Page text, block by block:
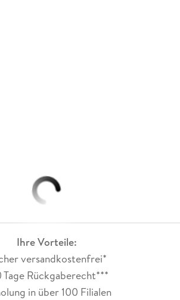
Ihre Vorteile:
versandkostenfrei*
Tage Rückgaberecht***
in über 100 Filialen